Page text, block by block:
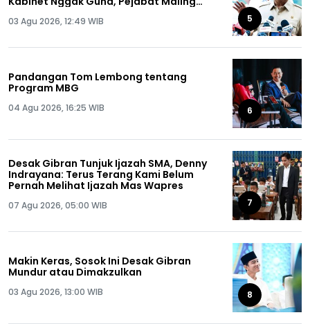
03 Agu 2026, 12:49 WIB 5
Pandangan Tom Lembong tentang
Program MBG
04 Agu 2026, 16:25 WIB 6
Desak Gibran Tunjuk Ijazah SMA, Denny
Indrayana: Terus Terang Kami Belum
Pernah Melihat Ijazah Mas Wapres
07 Agu 2026, 05:00 WIB 7
Makin Keras, Sosok Ini Desak Gibran
Mundur atau Dimakzulkan
03 Agu 2026, 13:00 WIB 8